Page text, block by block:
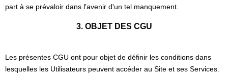
part à se prévaloir dans l'avenir d'un tel manquement.
3. OBJET DES CGU
Les présentes CGU ont pour objet de définir les conditions dans
lesquelles les Utilisateurs peuvent accéder au Site et ses Services.